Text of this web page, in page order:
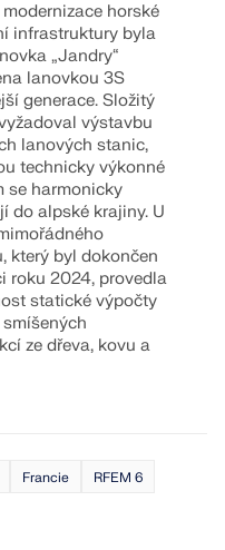
horské
infrastruktury byla
„Jandry“
lanovkou 3S
generace. Složitý
výstavbu
lanových stanic,
technicky výkonné
se harmonicky
do alpské krajiny. U
který byl dokončen
roku 2024, provedla
statické výpočty
ze dřeva, kovu a
Francie RFEM 6